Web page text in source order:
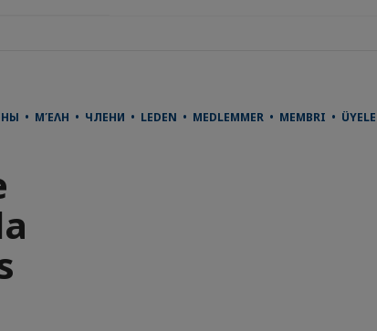
ΜΈΛΗ • ЧЛЕНИ • LEDEN • MEDLEMMER • MEMBRI •